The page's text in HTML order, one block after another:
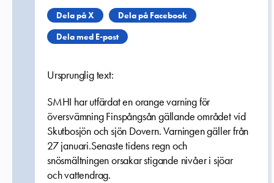
Dela på X
Dela på Facebook
Dela med E-post
Ursprunglig text:
SMHI har utfärdat en orange varning för
översvämning Finspångsån gällande området vid
Skutbosjön och sjön Dovern. Varningen gäller från
27 januari.Senaste tidens regn och
snösmältningen orsakar stigande nivåer i sjöar
och vattendrag.